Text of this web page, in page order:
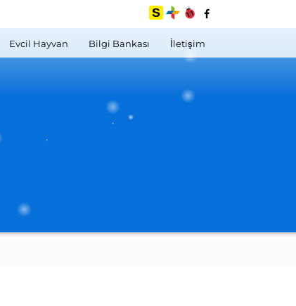
Evcil Hayvan Bilgi Bankası İletişim